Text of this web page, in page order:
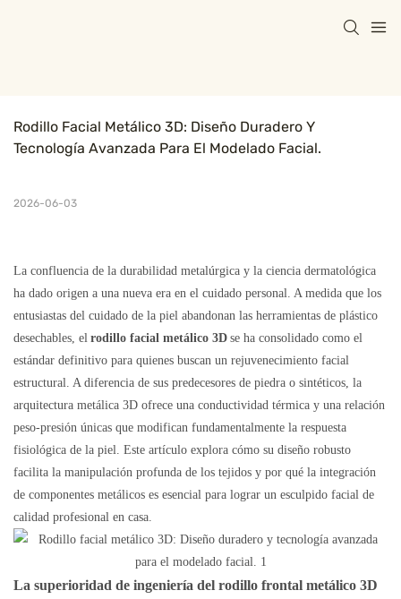
Rodillo Facial Metálico 3D: Diseño Duradero Y
Tecnología Avanzada Para El Modelado Facial.
2026-06-03
La confluencia de la durabilidad metalúrgica y la ciencia dermatológica
ha dado origen a una nueva era en el cuidado personal. A medida que los
entusiastas del cuidado de la piel abandonan las herramientas de plástico
desechables, el rodillo facial metálico 3D se ha consolidado como el
estándar definitivo para quienes buscan un rejuvenecimiento facial
estructural. A diferencia de sus predecesores de piedra o sintéticos, la
arquitectura metálica 3D ofrece una conductividad térmica y una relación
peso-presión únicas que modifican fundamentalmente la respuesta
fisiológica de la piel. Este artículo explora cómo su diseño robusto
facilita la manipulación profunda de los tejidos y por qué la integración
de componentes metálicos es esencial para lograr un esculpido facial de
calidad profesional en casa.
La superioridad de ingeniería del rodillo frontal metálico 3D